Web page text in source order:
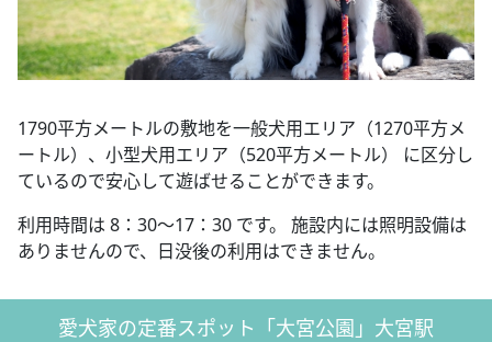
1790平方メートルの敷地を一般犬用エリア（1270平方メ
ートル）、小型犬用エリア（520平方メートル） に区分し
ているので安心して遊ばせることができます。
利用時間は 8：30〜17：30 です。 施設内には照明設備は
ありませんので、日没後の利用はできません。
愛犬家の定番スポット「大宮公園」大宮駅